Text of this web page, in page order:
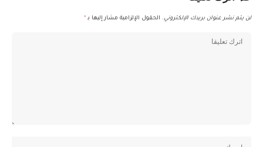
لن يتم نشر عنوان بريدك الإلكتروني. الحقول الإلزامية مشار إليها بـ *